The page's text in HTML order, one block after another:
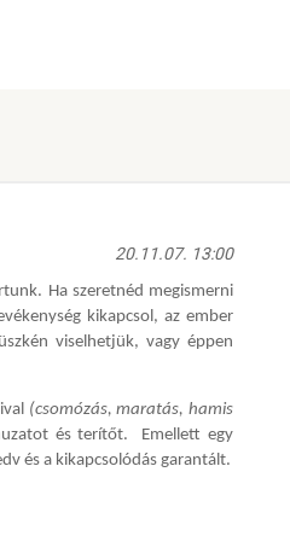
20.11.07. 13:00
Ha szeretnéd megismerni
kikapcsol, az ember
viselhetjük, vagy éppen
(csomózás, maratás, hamis
és terítőt. Emellett egy
és a kikapcsolódás garantált.